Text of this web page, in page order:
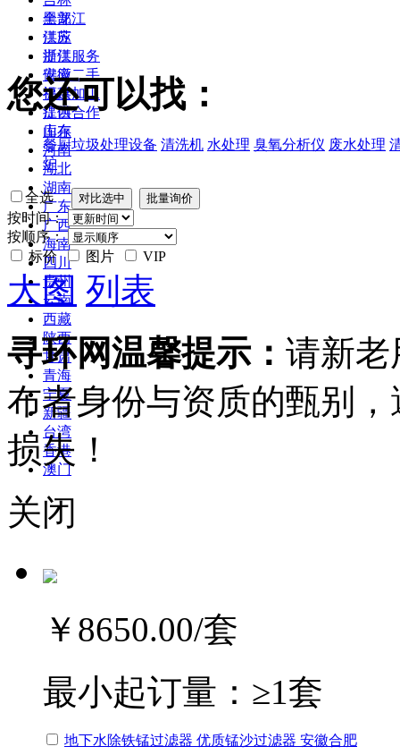
黑龙江
江苏
浙江
安徽
福建
江西
山东
河南
湖北
湖南
广东
广西
海南
四川
贵州
云南
西藏
陕西
甘肃
青海
宁夏
新疆
台湾
香港
澳门
全部
供应
提供服务
供应二手
提供加工
提供合作
库存
您还可以找：
餐厨垃圾处理设备 清洗机 水处理 臭氧分析仪 废水处理
炉
全选
按时间：
按顺序：
标价
图片 VIP
大图 列表
寻环网温馨提示： 请新老
布者身份与资质的甄别
损失！
关闭
￥8650.00/套
最小起订量： ≥1套
地下水除铁锰过滤器 优质锰沙过滤器 安徽合肥